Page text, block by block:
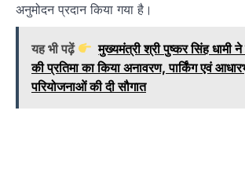
अनुमोदन प्रदान किया गया है।
यह भी पढ़ें
मुख्यमंत्री श्री पुष्कर सिंह धामी
की प्रतिमा का किया अनावरण, पार्किंग एवं
परियोजनाओं की दी सौगात